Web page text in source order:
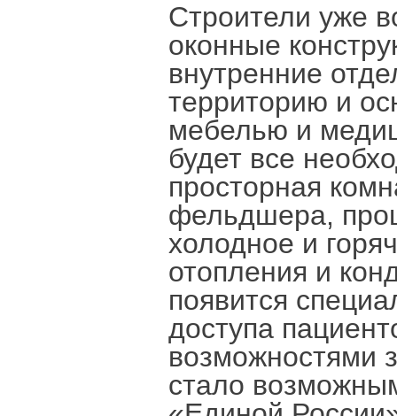
Строители уже
оконные
внутренние
территорию и
мебелью и
будет все
просторная
фельдшера,
холодное и
отопления и
появится
доступа
возможностями
стало